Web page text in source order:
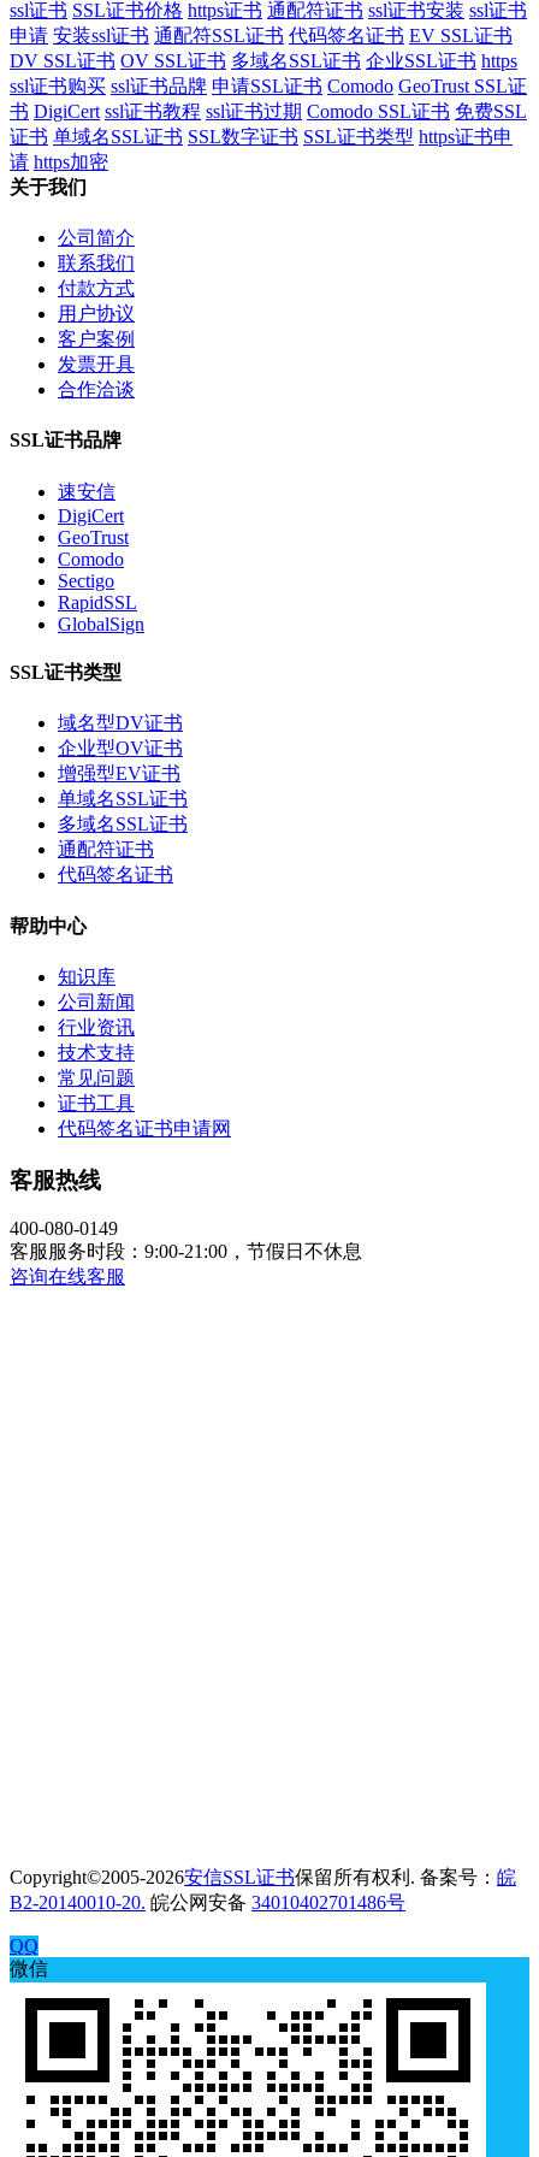
ssl证书 SSL证书价格 https证书 通配符证书 ssl证书安装 ssl证书
申请 安装ssl证书 通配符SSL证书 代码签名证书 EV SSL证书
DV SSL证书 OV SSL证书 多域名SSL证书 企业SSL证书 https
ssl证书购买 ssl证书品牌 申请SSL证书 Comodo GeoTrust SSL证
书 DigiCert ssl证书教程 ssl证书过期 Comodo SSL证书 免费SSL
证书 单域名SSL证书 SSL数字证书 SSL证书类型 https证书申
请 https加密
关于我们
公司简介
联系我们
付款方式
用户协议
客户案例
发票开具
合作洽谈
SSL证书品牌
速安信
DigiCert
GeoTrust
Comodo
Sectigo
RapidSSL
GlobalSign
SSL证书类型
域名型DV证书
企业型OV证书
增强型EV证书
单域名SSL证书
多域名SSL证书
通配符证书
代码签名证书
帮助中心
知识库
公司新闻
行业资讯
技术支持
常见问题
证书工具
代码签名证书申请网
客服热线
400-080-0149
客服服务时段：9:00-21:00，节假日不休息
咨询在线客服
Copyright©2005-2026安信SSL证书保留所有权利. 备案号： 皖
B2-20140010-20. 皖公网安备 34010402701486号
QQ
微信